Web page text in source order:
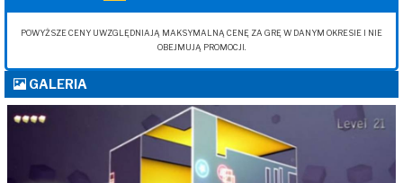
POWYŻSZE CENY UWZGLĘDNIAJĄ MAKSYMALNĄ CENĘ ZA GRĘ W DANYM OKRESIE I NIE
OBEJMUJĄ PROMOCJI.
GALERIA